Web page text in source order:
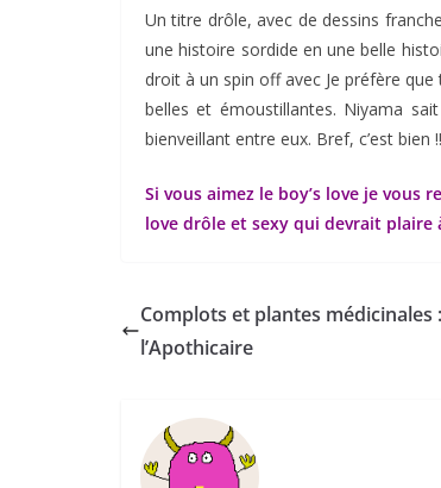
Un titre drôle, avec de dessins
une histoire sordide en une belle
droit à un spin off avec Je préfère
belles et émoustillantes. Niyama
bienveillant entre eux. Bref, c’est bien
Si vous aimez le boy’s love je vous
love drôle et sexy qui devrait plaire
Complots et plantes médicinales
l’Apothicaire